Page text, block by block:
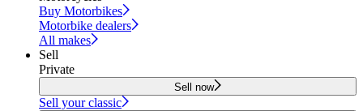
Buy Motorbikes
Motorbike dealers
All makes
Sell
Private
Sell now
Sell your classic